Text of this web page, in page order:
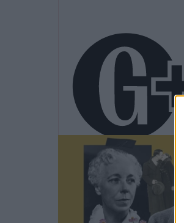
aki nem volt túl
szereptől